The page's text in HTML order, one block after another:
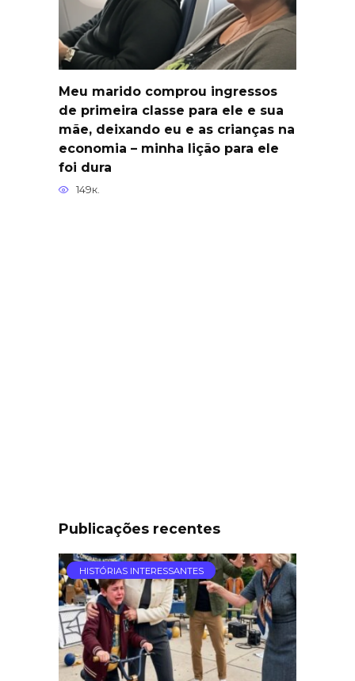
Meu marido comprou ingressos
de primeira classe para ele e sua
mãe, deixando eu e as crianças na
economia – minha lição para ele
foi dura
149к.
Publicações recentes
HISTÓRIAS INTERESSANTES